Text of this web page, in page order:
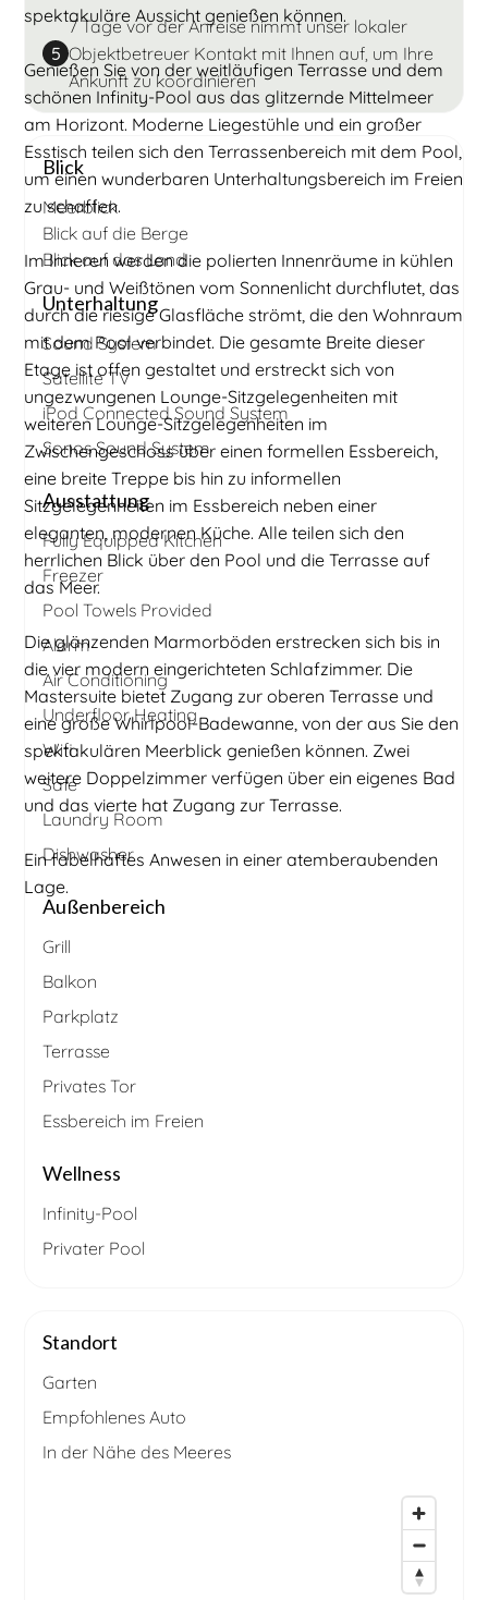
spektakuläre Aussicht genießen können.
Genießen Sie von der weitläufigen Terrasse und dem
schönen Infinity-Pool aus das glitzernde Mittelmeer
am Horizont. Moderne Liegestühle und ein großer
Esstisch teilen sich den Terrassenbereich mit dem Pool,
um einen wunderbaren Unterhaltungsbereich im Freien
zu schaffen.
Im Inneren werden die polierten Innenräume in kühlen
Grau- und Weißtönen vom Sonnenlicht durchflutet, das
durch die riesige Glasfläche strömt, die den Wohnraum
mit dem Pool verbindet. Die gesamte Breite dieser
Etage ist offen gestaltet und erstreckt sich von
ungezwungenen Lounge-Sitzgelegenheiten mit
weiteren Lounge-Sitzgelegenheiten im
Zwischengeschoss über einen formellen Essbereich,
eine breite Treppe bis hin zu informellen
Sitzgelegenheiten im Essbereich neben einer
eleganten, modernen Küche. Alle teilen sich den
herrlichen Blick über den Pool und die Terrasse auf
das Meer.
Die glänzenden Marmorböden erstrecken sich bis in
die vier modern eingerichteten Schlafzimmer. Die
Mastersuite bietet Zugang zur oberen Terrasse und
eine große Whirlpool-Badewanne, von der aus Sie den
spektakulären Meerblick genießen können. Zwei
weitere Doppelzimmer verfügen über ein eigenes Bad
und das vierte hat Zugang zur Terrasse.
Ein fabelhaftes Anwesen in einer atemberaubenden
Lage.
5
7 Tage vor der Anreise nimmt unser lokaler
Objektbetreuer Kontakt mit Ihnen auf, um Ihre
Ankunft zu koordinieren
Blick
Meerblick
Blick auf die Berge
Blick auf das Land
Unterhaltung
Sound System
Satellite TV
iPod Connected Sound System
Sonos Sound System
Ausstattung
Fully Equipped Kitchen
Freezer
Pool Towels Provided
Alarm
Air Conditioning
Underfloor Heating
Wifi
Safe
Laundry Room
Dishwasher
Außenbereich
Grill
Balkon
Parkplatz
Terrasse
Privates Tor
Essbereich im Freien
Wellness
Infinity-Pool
Privater Pool
Standort
Garten
Empfohlenes Auto
In der Nähe des Meeres